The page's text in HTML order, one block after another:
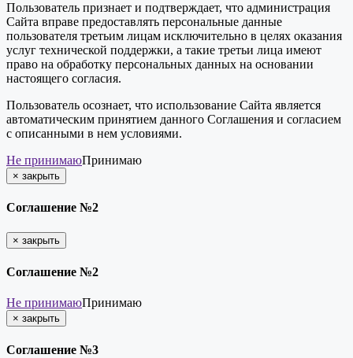
Пользователь признает и подтверждает, что администрация
Сайта вправе предоставлять персональные данные
пользователя третьим лицам исключительно в целях оказания
услуг технической поддержки, а такие третьи лица имеют
право на обработку персональных данных на основании
настоящего согласия.
Пользователь осознает, что использование Сайта является
автоматическим принятием данного Соглашения и согласием
с описанными в нем условиями.
Не принимаюПринимаю
× закрыть
Соглашение №2
× закрыть
Соглашение №2
Не принимаюПринимаю
× закрыть
Соглашение №3